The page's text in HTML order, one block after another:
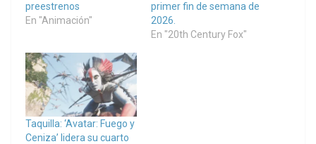
preestrenos
En "Animación"
primer fin de semana de
2026.
En "20th Century Fox"
Taquilla: ‘Avatar: Fuego y
Ceniza’ lidera su cuarto